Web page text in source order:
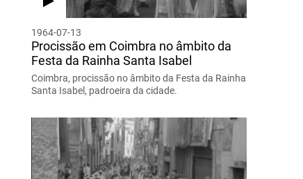
1964-07-13
Procissão em Coimbra no âmbito da
Festa da Rainha Santa Isabel
Coimbra, procissão no âmbito da Festa da Rainha
Santa Isabel, padroeira da cidade.